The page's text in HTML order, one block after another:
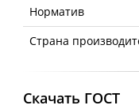
Норматив
Страна
Скачать ГОСТ